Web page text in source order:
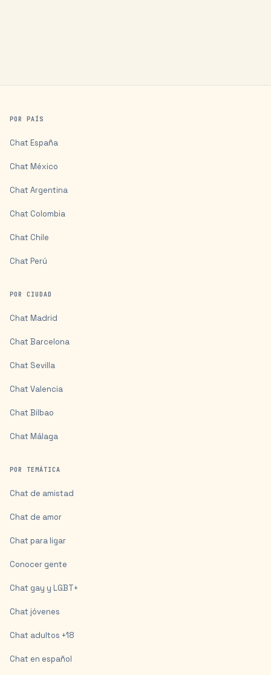
POR PAÍS
Chat España
Chat México
Chat Argentina
Chat Colombia
Chat Chile
Chat Perú
POR CIUDAD
Chat Madrid
Chat Barcelona
Chat Sevilla
Chat Valencia
Chat Bilbao
Chat Málaga
POR TEMÁTICA
Chat de amistad
Chat de amor
Chat para ligar
Conocer gente
Chat gay y LGBT+
Chat jóvenes
Chat adultos +18
Chat en español